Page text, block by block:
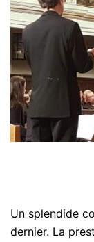
Un splendide
dernier. La